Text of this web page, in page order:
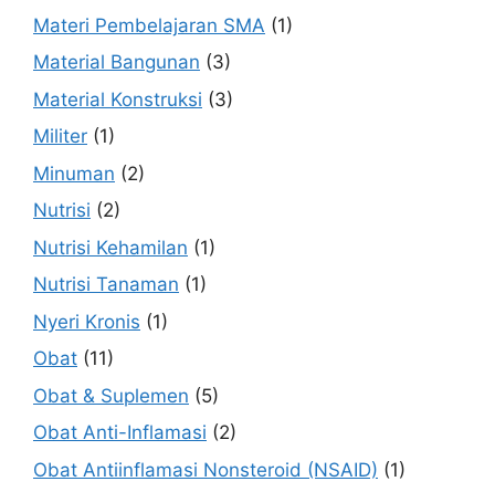
Materi Pembelajaran SMA (1)
Material Bangunan (3)
Material Konstruksi (3)
Militer (1)
Minuman (2)
Nutrisi (2)
Nutrisi Kehamilan (1)
Nutrisi Tanaman (1)
Nyeri Kronis (1)
Obat (11)
Obat & Suplemen (5)
Obat Anti-Inflamasi (2)
Obat Antiinflamasi Nonsteroid (NSAID) (1)